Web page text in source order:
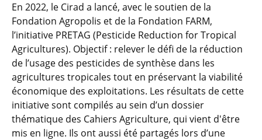
En 2022, le Cirad a lancé, avec le soutien de la
Fondation Agropolis et de la Fondation FARM,
l’initiative PRETAG (Pesticide Reduction for Tropical
Agricultures). Objectif : relever le défi de la réduction
de l’usage des pesticides de synthèse dans les
agricultures tropicales tout en préservant la viabilité
économique des exploitations. Les résultats de cette
initiative sont compilés au sein d’un dossier
thématique des Cahiers Agriculture, qui vient d'être
mis en ligne. Ils ont aussi été partagés lors d’une